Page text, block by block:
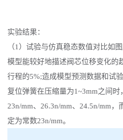
实验结果：
（1）试验与仿真稳态数值对比如
模型能较好地描述阀芯位移变化的
行程的5%;造成模型预测数据和试
复位弹簧在压缩量为1~3mm之间
23n/mm、26.3n/mm、24.5n/mm
定为常数23n/mm。